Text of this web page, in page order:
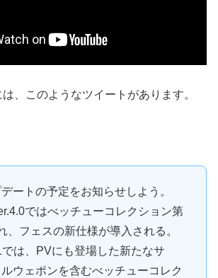
、このようなツイートがあります。
ートの予定をお知らせしよう。
ではべッチューコレクション第
、フェスの新仕様が導入される。
では、PVにも登場した新たなサ
ウェポンを含むべッチューコレク